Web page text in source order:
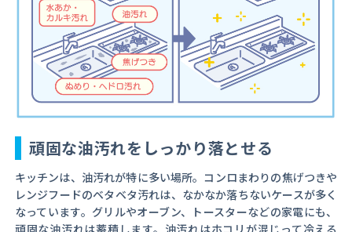
頑固な油汚れをしっかり落とせる
キッチンは、油汚れが特に多い場所。コンロまわりの焦げつきや
レンジフードのベタベタ汚れは、なかなか落ちないケースが多く
なっています。グリルやオーブン、トースターなどの家電にも、